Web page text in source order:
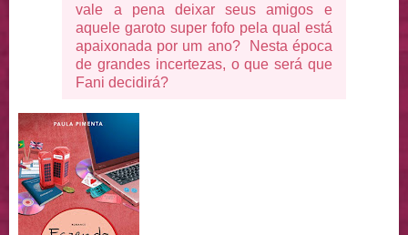
vale a pena deixar seus amigos e
aquele garoto super fofo pela qual está
apaixonada por um ano? Nesta época
de grandes incertezas, o que será que
Fani decidirá?